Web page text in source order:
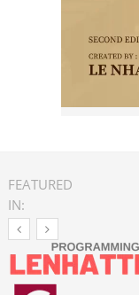
FEATURED
IN: